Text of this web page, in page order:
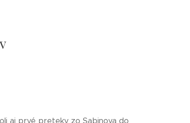
aj prvé preteky zo Sabinova do